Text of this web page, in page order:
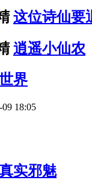
这位诗仙要
逍遥小仙农
界
18:05
实邪魅